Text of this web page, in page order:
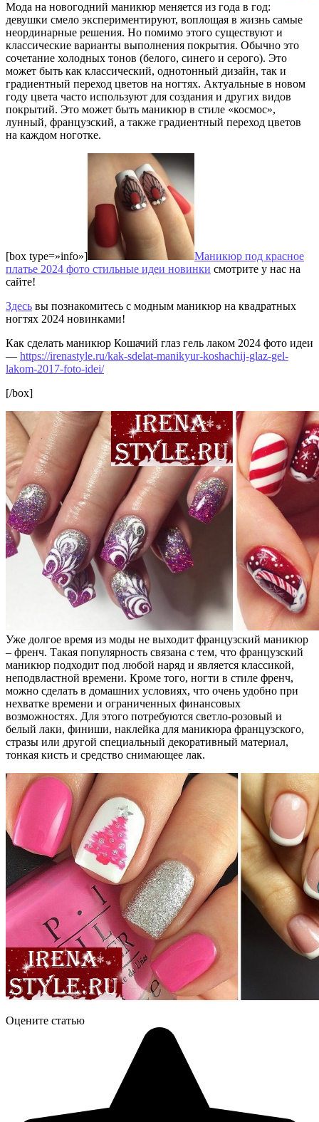
Мода на новогодний маникюр меняется из года в год:
девушки смело экспериментируют, воплощая в жизнь самые
неординарные решения. Но помимо этого существуют и
классические варианты выполнения покрытия. Обычно это
сочетание холодных тонов (белого, синего и серого). Это
может быть как классический, однотонный дизайн, так и
градиентный переход цветов на ногтях. Актуальные в новом
году цвета часто используют для создания и других видов
покрытий. Это может быть маникюр в стиле «космос»,
лунный, французский, а также градиентный переход цветов
на каждом ноготке.
[box type=»info»]
Маникюр под красное
платье 2024 фото стильные идеи новинки смотрите у нас на
сайте!
Здесь вы познакомитесь с модным маникюр на квадратных
ногтях 2024 новинками!
Как сделать маникюр Кошачий глаз гель лаком 2024 фото идеи
— https://irenastyle.ru/kak-sdelat-manikyur-koshachij-glaz-gel-
lakom-2017-foto-idei/
[/box]
Уже долгое время из моды не выходит французский маникюр
– френч. Такая популярность связана с тем, что французский
маникюр подходит под любой наряд и является классикой,
неподвластной времени. Кроме того, ногти в стиле френч,
можно сделать в домашних условиях, что очень удобно при
нехватке времени и ограниченных финансовых
возможностях. Для этого потребуются светло-розовый и
белый лаки, финиши, наклейка для маникюра французского,
стразы или другой специальный декоративный материал,
тонкая кисть и средство снимающее лак.
Оцените статью